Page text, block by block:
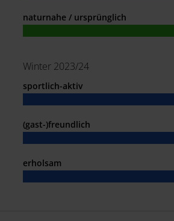
naturnahe / ursprünglich
Winter 2023/24
sportlich-aktiv
(gast-)freundlich
erholsam